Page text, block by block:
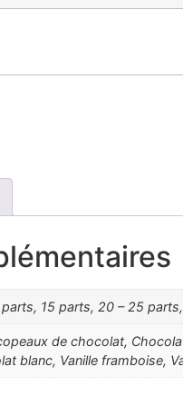
15 parts, 20 – 25
de chocolat,
blanc, Vanille framboise,